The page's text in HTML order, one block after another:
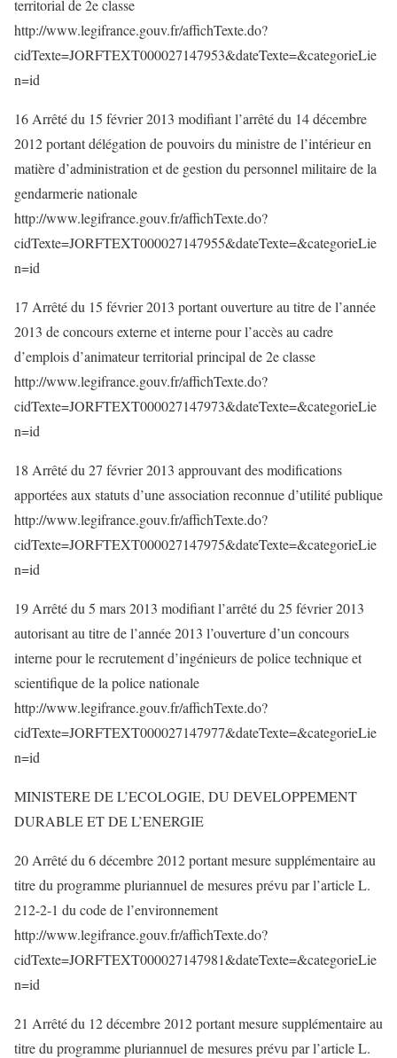
territorial de 2e classe
http://www.legifrance.gouv.fr/affichTexte.do?
cidTexte=JORFTEXT000027147953&dateTexte=&categorieLie
n=id
16 Arrêté du 15 février 2013 modifiant l’arrêté du 14 décembre
2012 portant délégation de pouvoirs du ministre de l’intérieur en
matière d’administration et de gestion du personnel militaire de la
gendarmerie nationale
http://www.legifrance.gouv.fr/affichTexte.do?
cidTexte=JORFTEXT000027147955&dateTexte=&categorieLie
n=id
17 Arrêté du 15 février 2013 portant ouverture au titre de l’année
2013 de concours externe et interne pour l’accès au cadre
d’emplois d’animateur territorial principal de 2e classe
http://www.legifrance.gouv.fr/affichTexte.do?
cidTexte=JORFTEXT000027147973&dateTexte=&categorieLie
n=id
18 Arrêté du 27 février 2013 approuvant des modifications
apportées aux statuts d’une association reconnue d’utilité publique
http://www.legifrance.gouv.fr/affichTexte.do?
cidTexte=JORFTEXT000027147975&dateTexte=&categorieLie
n=id
19 Arrêté du 5 mars 2013 modifiant l’arrêté du 25 février 2013
autorisant au titre de l’année 2013 l’ouverture d’un concours
interne pour le recrutement d’ingénieurs de police technique et
scientifique de la police nationale
http://www.legifrance.gouv.fr/affichTexte.do?
cidTexte=JORFTEXT000027147977&dateTexte=&categorieLie
n=id
MINISTERE DE L’ECOLOGIE, DU DEVELOPPEMENT
DURABLE ET DE L’ENERGIE
20 Arrêté du 6 décembre 2012 portant mesure supplémentaire au
titre du programme pluriannuel de mesures prévu par l’article L.
212-2-1 du code de l’environnement
http://www.legifrance.gouv.fr/affichTexte.do?
cidTexte=JORFTEXT000027147981&dateTexte=&categorieLie
n=id
21 Arrêté du 12 décembre 2012 portant mesure supplémentaire au
titre du programme pluriannuel de mesures prévu par l’article L.